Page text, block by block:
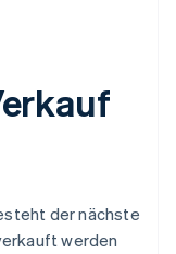
der nächste
werden